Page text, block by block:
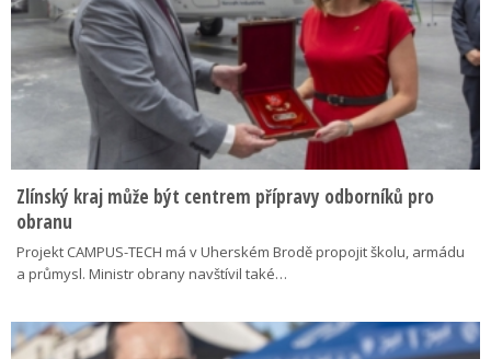
Zlínský kraj může být centrem přípravy odborníků pro
obranu
Projekt CAMPUS-TECH má v Uherském Brodě propojit školu, armádu
a průmysl. Ministr obrany navštívil také…